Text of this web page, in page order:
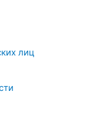
лиц